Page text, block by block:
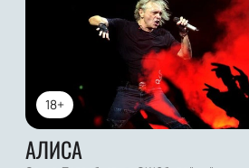
18+
АЛИСА